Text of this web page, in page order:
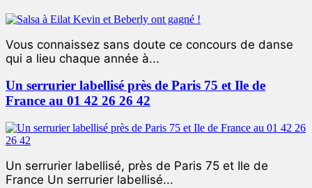
Vous connaissez sans doute ce concours de danse
qui a lieu chaque année à...
Un serrurier labellisé près de Paris 75 et Ile de
France au 01 42 26 26 42
Un serrurier labellisé, près de Paris 75 et Ile de
France Un serrurier labellisé...